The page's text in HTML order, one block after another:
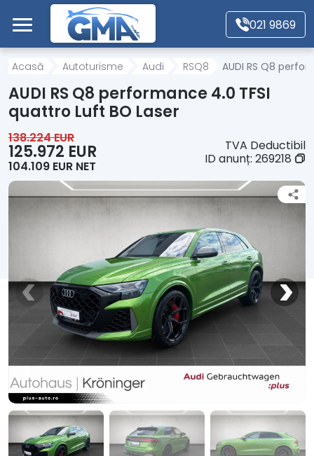
Mergi direct la conținutul principal
021 9869
Acasă
Autoturisme
Motociclete
Autoutilitare
Despre Noi
Contact
Acasă Autoturisme Audi RSQ8 AUDI RS Q8
AUDI RS Q8 performance 4.0 TFSI
quattro Luft BO Laser
138.224 EUR
125.972 EUR
104.109 EUR NET
TVA Deductibil
ID anunț: 269218